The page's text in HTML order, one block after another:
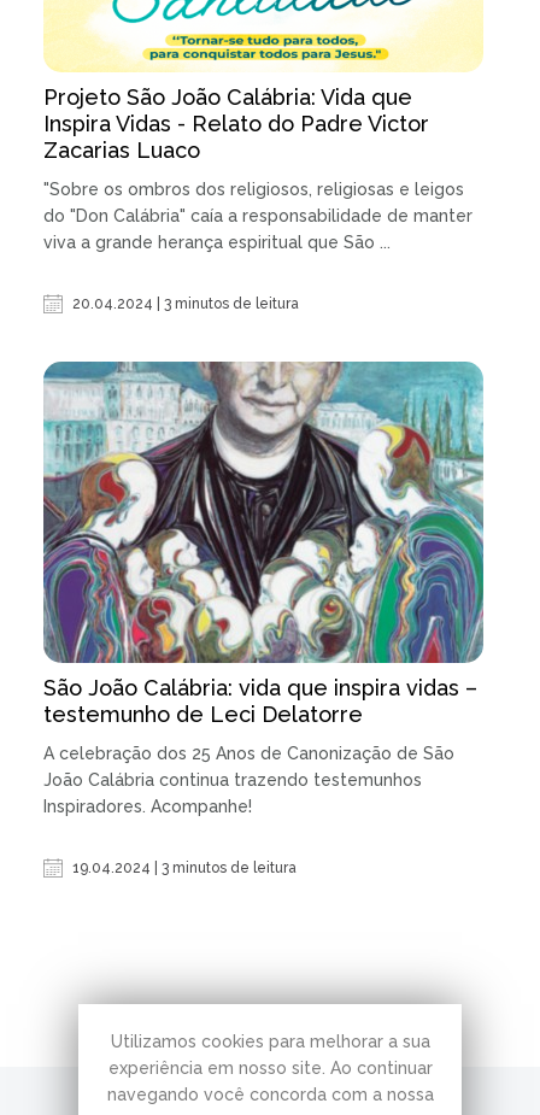
Utilizamos cookies para melhorar a sua
experiência em nosso site. Ao continuar
navegando você concorda com a nossa
Projeto São João Calábria: Vida que
Inspira Vidas - Relato do Padre Victor
Zacarias Luaco
"Sobre os ombros dos religiosos, religiosas e leigos
do "Don Calábria" caía a responsabilidade de manter
viva a grande herança espiritual que São ...
20.04.2024 | 3 minutos de leitura
São João Calábria: vida que inspira vidas –
testemunho de Leci Delatorre
A celebração dos 25 Anos de Canonização de São
João Calábria continua trazendo testemunhos
Inspiradores. Acompanhe!
19.04.2024 | 3 minutos de leitura